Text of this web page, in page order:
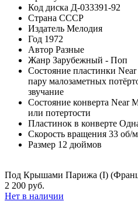
Код диска Д-033391-92
Страна СССР
Издатель Мелодия
Год 1972
Автор Разные
Жанр Зарубежный - Поп
Состояние пластинки
пару малозаметных
звучание
Состояние конверта Near
или потертости
Пластинок в конверте
Скорость вращения 33 об/
Размер 12 дюймов
Под Крышами Парижа (I)
2 200 руб.
Нет в наличии